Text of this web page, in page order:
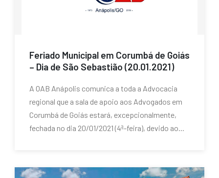
Feriado Municipal em Corumbá de Goiás
– Dia de São Sebastião (20.01.2021)
A OAB Anápolis comunica a toda a Advocacia
regional que a sala de apoio aos Advogados em
Corumbá de Goiás estará, excepcionalmente,
fechada no dia 20/01/2021 (4ª-feira), devido ao...